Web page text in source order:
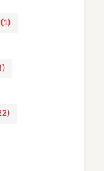
(1)